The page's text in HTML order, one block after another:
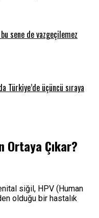
sene de vazgeçilemez
Türkiye’de üçüncü sıraya
Ortaya Çıkar?
siğil, HPV (Human
olduğu bir hastalık